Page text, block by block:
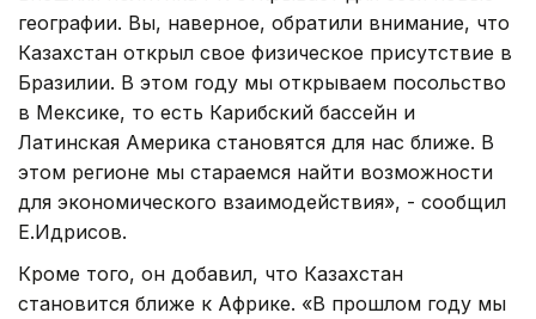
географии. Вы, наверное, обратили внимание, что
Казахстан открыл свое физическое присутствие в
Бразилии. В этом году мы открываем посольство
в Мексике, то есть Карибский бассейн и
Латинская Америка становятся для нас ближе. В
этом регионе мы стараемся найти возможности
для экономического взаимодействия», - сообщил
Е.Идрисов.
Кроме того, он добавил, что Казахстан
становится ближе к Африке. «В прошлом году мы